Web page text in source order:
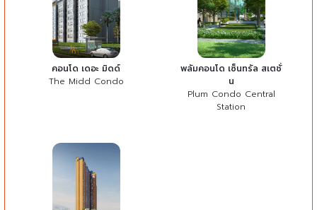
คอนโด เดอะ มิดด์
The Midd Condo
พลัมคอนโด เซ็นทรัล สเตชั่
น
Plum Condo Central
Station